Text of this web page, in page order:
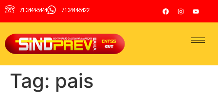
71 3444-5444 71 3444-5422
Tag: pais